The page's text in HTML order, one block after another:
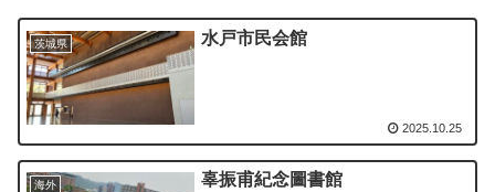
茨城県 水戸市民会館
2025.10.25
海外 辜振甫紀念圖書館